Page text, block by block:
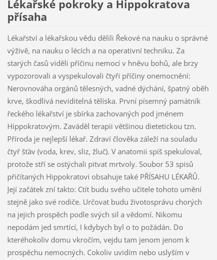
Lékařské pokroky a Hippokratova
přísaha
Lékařství a lékařskou vědu dělili Řekové na nauku o správné
výživě, na nauku o lécích a na operativní techniku. Za
starých časů viděli příčinu nemocí v hněvu bohů, ale brzy
vypozorovali a vyspekulovali čtyři příčiny onemocnění:
Nerovnováha orgánů tělesných, vadné dýchání, špatný oběh
krve, škodlivá neviditelná tělíska. První písemný památník
řeckého lékařství je sbírka zachovaných pod jménem
Hippokratovým. Zaváděl terapii většinou dietetickou tzn.
Příroda je nejlepší lékař. Zdraví člověka záleží na souladu
čtyř šťáv (voda, krev, sliz, žluč). V anatomii spíš spekuloval,
protože stří se ostýchali pitvat mrtvoly. Soubor 53 spisů
přičítaných Hippokratovi obsahuje také PŘÍSAHU LÉKAŘŮ.
Její začátek zní takto: Ctít budu svého učitele tohoto umění
stejně jako své rodiče. Určovat budu životosprávu chorých
na jejich prospěch podle svých sil a vědomí. Nikomu
nepodám jed smrtící, I kdybych byl o to požádán. Do
kteréhokoliv domu vkročím, vejdu tam jenom jenom k
prospěchu nemocných. Cokoliv uvidím nebo uslyším v